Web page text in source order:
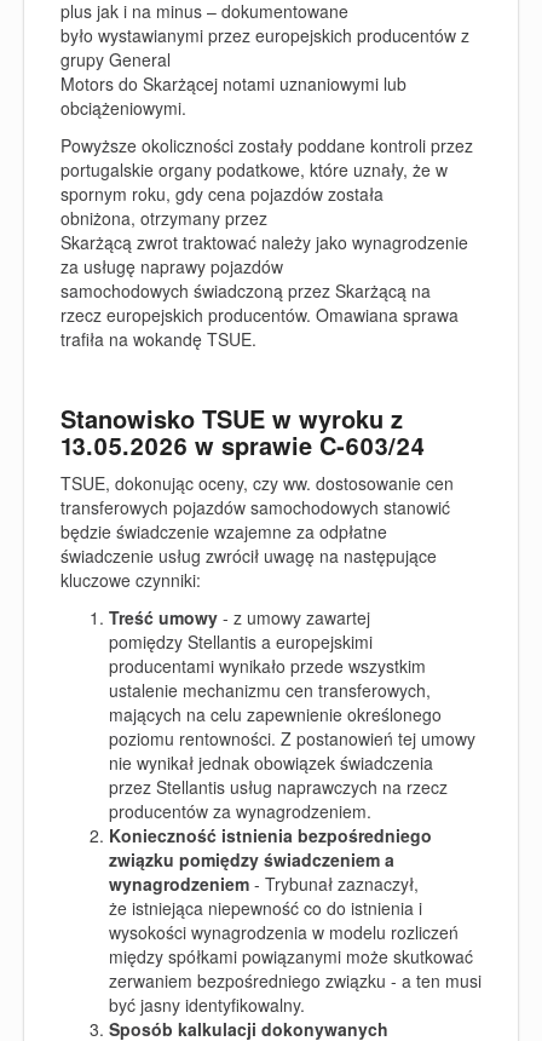
plus jak i na minus – dokumentowane
było wystawianymi przez europejskich producentów z
grupy General
Motors do Skarżącej notami uznaniowymi lub
obciążeniowymi.
Powyższe okoliczności zostały poddane kontroli przez
portugalskie organy podatkowe, które uznały, że w
spornym roku, gdy cena pojazdów została
obniżona, otrzymany przez
Skarżącą zwrot traktować należy jako wynagrodzenie
za usługę naprawy pojazdów
samochodowych świadczoną przez Skarżącą na
rzecz europejskich producentów. Omawiana sprawa
trafiła na wokandę TSUE.
Stanowisko TSUE w wyroku z
13.05.2026 w sprawie C‑603/24
TSUE, dokonując oceny, czy ww. dostosowanie cen
transferowych pojazdów samochodowych stanowić
będzie świadczenie wzajemne za odpłatne
świadczenie usług zwrócił uwagę na następujące
kluczowe czynniki:
Treść umowy - z umowy zawartej
pomiędzy Stellantis a europejskimi
producentami wynikało przede wszystkim
ustalenie mechanizmu cen transferowych,
mających na celu zapewnienie określonego
poziomu rentowności. Z postanowień tej umowy
nie wynikał jednak obowiązek świadczenia
przez Stellantis usług naprawczych na rzecz
producentów za wynagrodzeniem.
Konieczność istnienia bezpośredniego
związku pomiędzy świadczeniem a
wynagrodzeniem - Trybunał zaznaczył,
że istniejąca niepewność co do istnienia i
wysokości wynagrodzenia w modelu rozliczeń
między spółkami powiązanymi może skutkować
zerwaniem bezpośredniego związku - a ten musi
być jasny identyfikowalny.
Sposób kalkulacji dokonywanych